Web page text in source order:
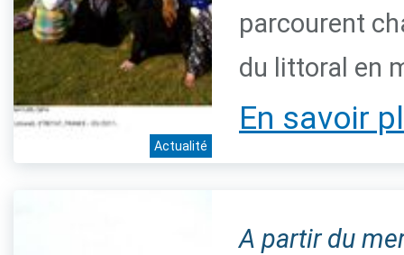
Actualité
parcourent
du littoral en
En savoir
A partir du